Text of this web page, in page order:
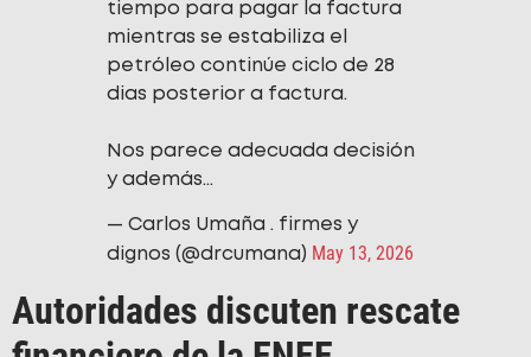
tiempo para pagar la factura
mientras se estabiliza el
petróleo continúe ciclo de 28
dias posterior a factura.
Nos parece adecuada decisión
y además…
— Carlos Umaña . firmes y
dignos (@drcumana) May 13, 2026
Autoridades discuten rescate